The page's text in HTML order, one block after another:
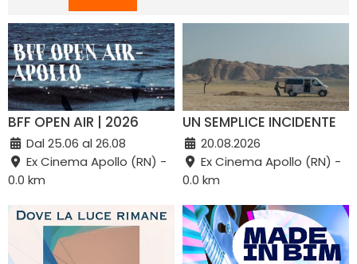
BFF OPEN AIR | 2026
Dal 25.06 al 26.08
Ex Cinema Apollo (RN) -
0.0 km
UN SEMPLICE INCIDENTE
20.08.2026
Ex Cinema Apollo (RN) -
0.0 km